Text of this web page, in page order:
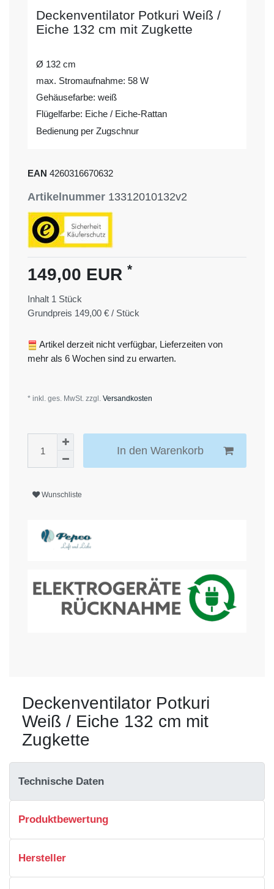
Deckenventilator Potkuri Weiß /
Eiche 132 cm mit Zugkette
Ø 132 cm
max. Stromaufnahme: 58 W
Gehäusefarbe: weiß
Flügelfarbe: Eiche / Eiche-Rattan
Bedienung per Zugschnur
EAN 4260316670632
Artikelnummer 13312010132v2
149,00 EUR *
Inhalt 1 Stück
Grundpreis 149,00 € / Stück
Artikel derzeit nicht verfügbar, Lieferzeiten von
mehr als 6 Wochen sind zu erwarten.
* inkl. ges. MwSt. zzgl. Versandkosten
In den Warenkorb
Wunschliste
Deckenventilator Potkuri
Weiß / Eiche 132 cm mit
Zugkette
Technische Daten
Produktbewertung
Hersteller